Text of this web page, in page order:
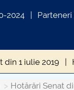
2024 Parteneri
din 1 iulie 2019
2019
Hotărâri Senat